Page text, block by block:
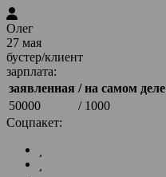
Олег
27 мая
бустер/клиент
зарплата:
заявленная / на самом деле
50000
/ 1000
Соцпакет: